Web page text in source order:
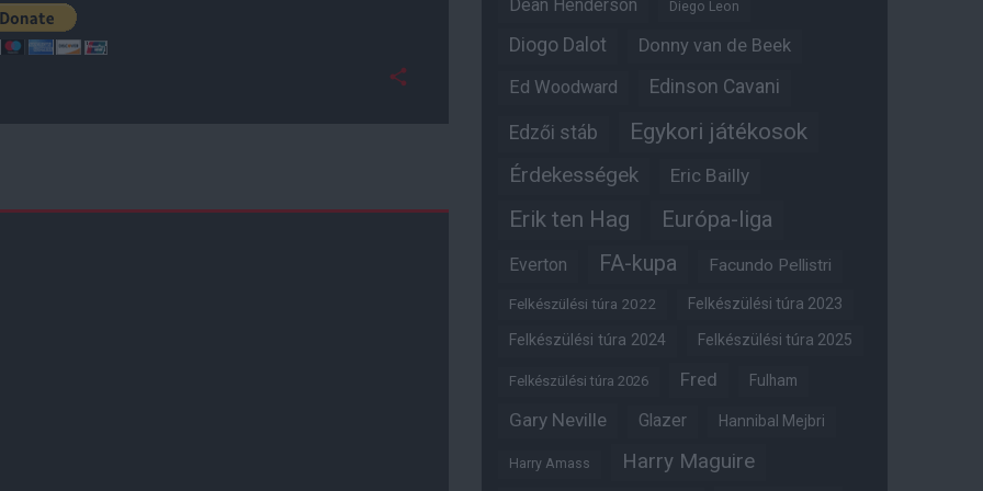
Dean Henderson Diego Leon
Diogo Dalot
Donny van de Beek
Ed Woodward
Edinson Cavani
Edzői stáb Egykori játékosok
Érdekességek Eric Bailly
Erik ten Hag Európa-liga
Everton FA-kupa Facundo Pellistri
Felkészülési túra 2022 Felkészülési túra 2023
Felkészülési túra 2024 Felkészülési túra 2025
Felkészülési túra 2026 Fred Fulham
Gary Neville Glazer Hannibal Mejbri
Harry Amass Harry Maguire